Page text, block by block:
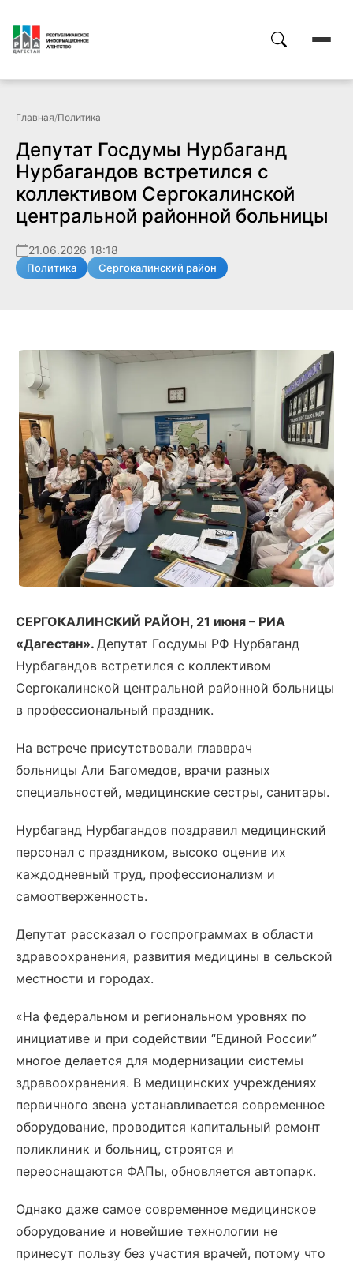
Главная/Политика
Депутат Госдумы Нурбаганд
Нурбагандов встретился с
коллективом Сергокалинской
центральной районной больницы
21.06.2026 18:18
Политика Сергокалинский район
СЕРГОКАЛИНСКИЙ РАЙОН, 21 июня – РИА
«Дагестан». Депутат Госдумы РФ Нурбаганд
Нурбагандов встретился с коллективом
Сергокалинской центральной районной больницы
в профессиональный праздник.
На встрече присутствовали главврач
больницы Али Багомедов, врачи разных
специальностей, медицинские сестры, санитары.
Нурбаганд Нурбагандов поздравил медицинский
персонал с праздником, высоко оценив их
каждодневный труд, профессионализм и
самоотверженность.
Депутат рассказал о госпрограммах в области
здравоохранения, развития медицины в сельской
местности и городах.
«На федеральном и региональном уровнях по
инициативе и при содействии “Единой России”
многое делается для модернизации системы
здравоохранения. В медицинских учреждениях
первичного звена устанавливается современное
оборудование, проводится капитальный ремонт
поликлиник и больниц, строятся и
переоснащаются ФАПы, обновляется автопарк.
Однако даже самое современное медицинское
оборудование и новейшие технологии не
принесут пользу без участия врачей, потому что